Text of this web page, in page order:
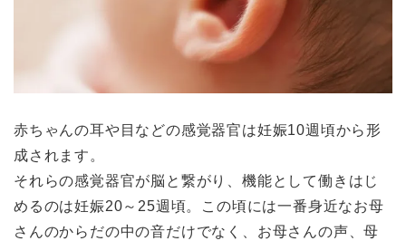
赤ちゃんの耳や目などの感覚器官は妊娠10週頃から形
成されます。
それらの感覚器官が脳と繋がり、機能として働きはじ
めるのは妊娠20～25週頃。この頃には一番身近なお母
さんのからだの中の音だけでなく、お母さんの声、母